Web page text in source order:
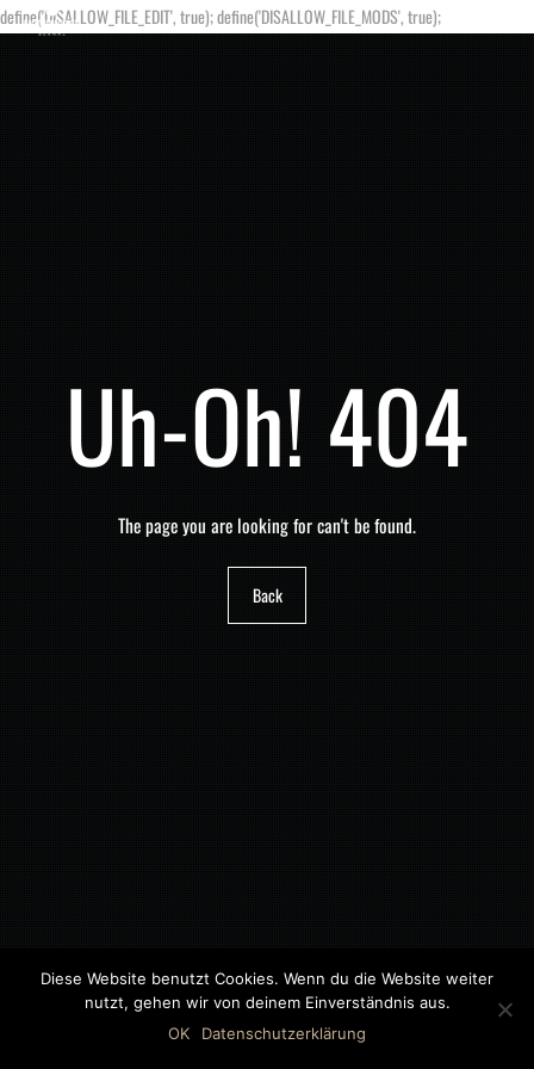
define('DISALLOW_FILE_EDIT', true); define('DISALLOW_FILE_MODS', true);
Uh-Oh! 404
The page you are looking for can't be found.
Back
©2018 MWB – MOTORWAGEN BERNAU GMBH
Diese Website benutzt Cookies. Wenn du die Website weiter
nutzt, gehen wir von deinem Einverständnis aus.
OK
Datenschutzerklärung